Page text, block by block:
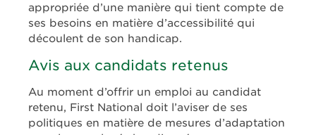
appropriée d’une manière qui tient compte de
ses besoins en matière d’accessibilité qui
découlent de son handicap.
Avis aux candidats retenus
Au moment d’offrir un emploi au candidat
retenu, First National doit l’aviser de ses
politiques en matière de mesures d’adaptation